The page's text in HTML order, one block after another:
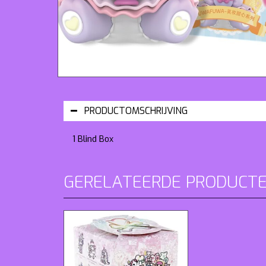
PRODUCTOMSCHRIJVING
1 Blind Box
GERELATEERDE